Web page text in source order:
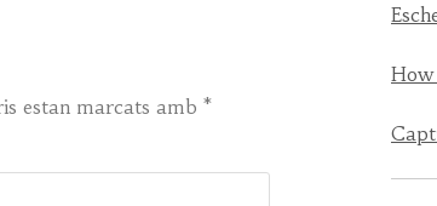
estan marcats amb *
How